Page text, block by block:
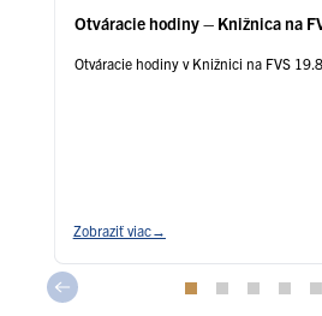
Otváracie hodiny – Knižnica na
Otváracie hodiny v Knižnici na FVS
Zobraziť viac→